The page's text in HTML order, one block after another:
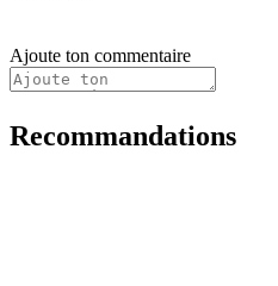
Ajoute ton commentaire
Recommandations